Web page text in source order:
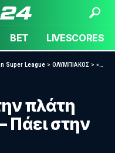
BET LIVESCORES
Super League > ΟΛΥΜΠΙΑΚΟΣ > «Ο Τάλις γύρισε την πλάτη στον Ολυμπιακό – Πάει στην Αλμερία!»
πλάτη
Πάει στην